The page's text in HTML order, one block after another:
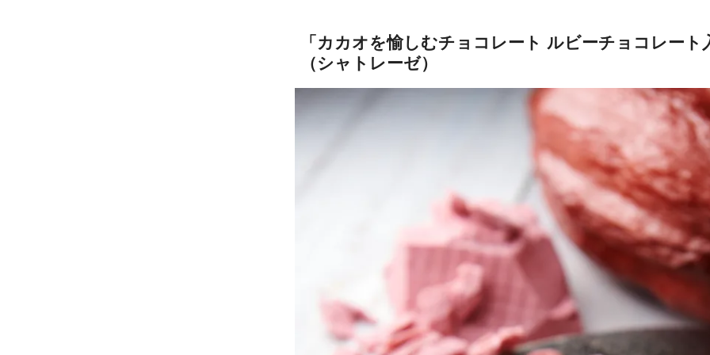
「 カカオを愉しむチョコレート ルビーチョコレート
（シャトレーゼ）